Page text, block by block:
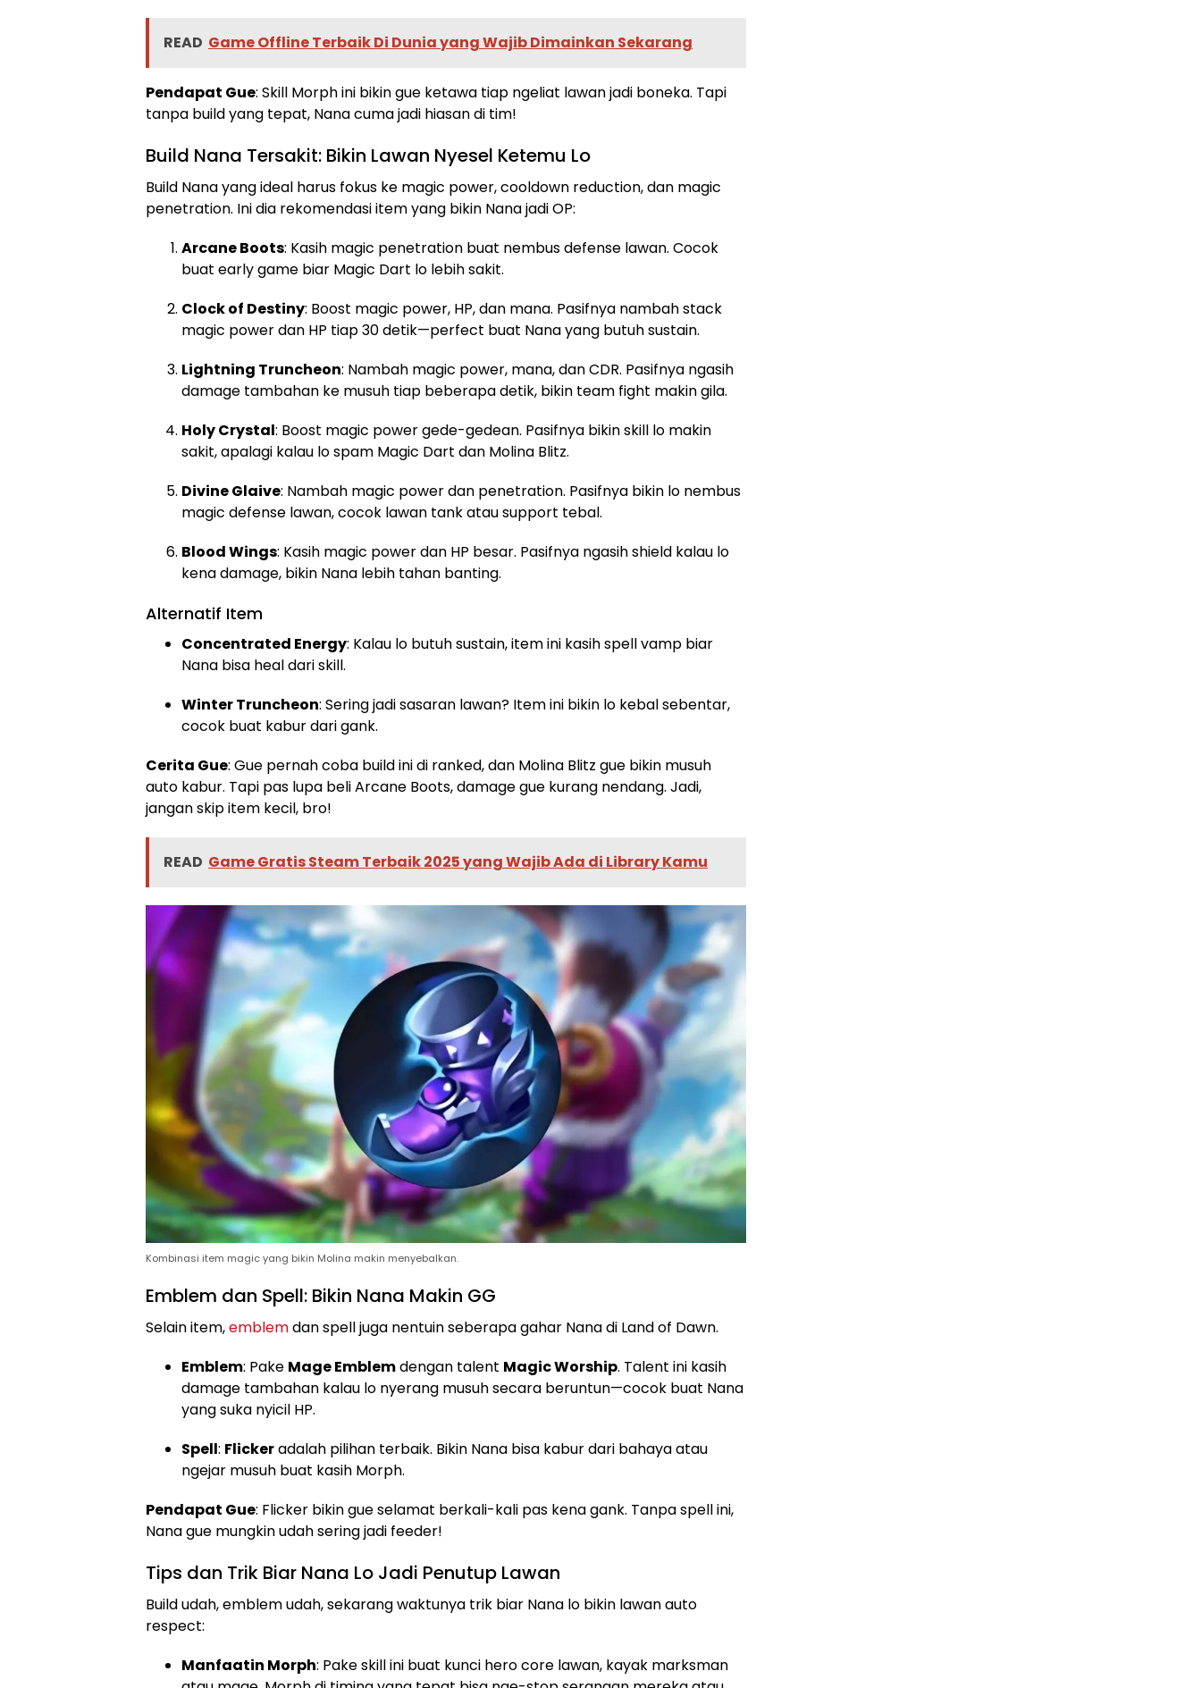
READ Game Offline Terbaik Di Dunia yang Wajib Dimainkan Sekarang
Pendapat Gue: Skill Morph ini bikin gue ketawa tiap ngeliat lawan jadi boneka. Tapi
tanpa build yang tepat, Nana cuma jadi hiasan di tim!
Build Nana Tersakit: Bikin Lawan Nyesel Ketemu Lo
Build Nana yang ideal harus fokus ke magic power, cooldown reduction, dan magic
penetration. Ini dia rekomendasi item yang bikin Nana jadi OP:
Arcane Boots: Kasih magic penetration buat nembus defense lawan. Cocok
buat early game biar Magic Dart lo lebih sakit.
Clock of Destiny: Boost magic power, HP, dan mana. Pasifnya nambah stack
magic power dan HP tiap 30 detik—perfect buat Nana yang butuh sustain.
Lightning Truncheon: Nambah magic power, mana, dan CDR. Pasifnya ngasih
damage tambahan ke musuh tiap beberapa detik, bikin team fight makin gila.
Holy Crystal: Boost magic power gede-gedean. Pasifnya bikin skill lo makin
sakit, apalagi kalau lo spam Magic Dart dan Molina Blitz.
Divine Glaive: Nambah magic power dan penetration. Pasifnya bikin lo nembus
magic defense lawan, cocok lawan tank atau support tebal.
Blood Wings: Kasih magic power dan HP besar. Pasifnya ngasih shield kalau lo
kena damage, bikin Nana lebih tahan banting.
Alternatif Item
Concentrated Energy: Kalau lo butuh sustain, item ini kasih spell vamp biar
Nana bisa heal dari skill.
Winter Truncheon: Sering jadi sasaran lawan? Item ini bikin lo kebal sebentar,
cocok buat kabur dari gank.
Cerita Gue: Gue pernah coba build ini di ranked, dan Molina Blitz gue bikin musuh
auto kabur. Tapi pas lupa beli Arcane Boots, damage gue kurang nendang. Jadi,
jangan skip item kecil, bro!
READ Game Gratis Steam Terbaik 2025 yang Wajib Ada di Library Kamu
Kombinasi item magic yang bikin Molina makin menyebalkan.
Emblem dan Spell: Bikin Nana Makin GG
Selain item,emblemdan spell juga nentuin seberapa gahar Nana di Land of Dawn.
Emblem: Pake Mage Emblemdengan talent Magic Worship. Talent ini kasih
damage tambahan kalau lo nyerang musuh secara beruntun—cocok buat Nana
yang suka nyicil HP.
Spell: Flickeradalah pilihan terbaik. Bikin Nana bisa kabur dari bahaya atau
ngejar musuh buat kasih Morph.
Pendapat Gue: Flicker bikin gue selamat berkali-kali pas kena gank. Tanpa spell ini,
Nana gue mungkin udah sering jadi feeder!
Tips dan Trik Biar Nana Lo Jadi Penutup Lawan
Build udah, emblem udah, sekarang waktunya trik biar Nana lo bikin lawan auto
respect:
Manfaatin Morph: Pake skill ini buat kunci hero core lawan, kayak marksman